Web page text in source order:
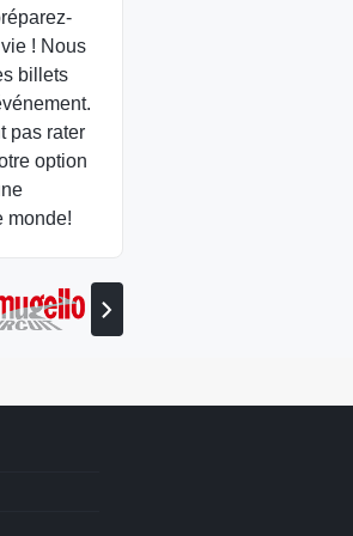
! Nous
billets
pas rater
option
monde!
Voir
le